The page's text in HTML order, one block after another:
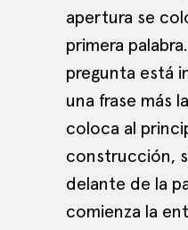
apertura se
primera
pregunta está
una frase más
coloca al
construcción,
delante de la
comienza la